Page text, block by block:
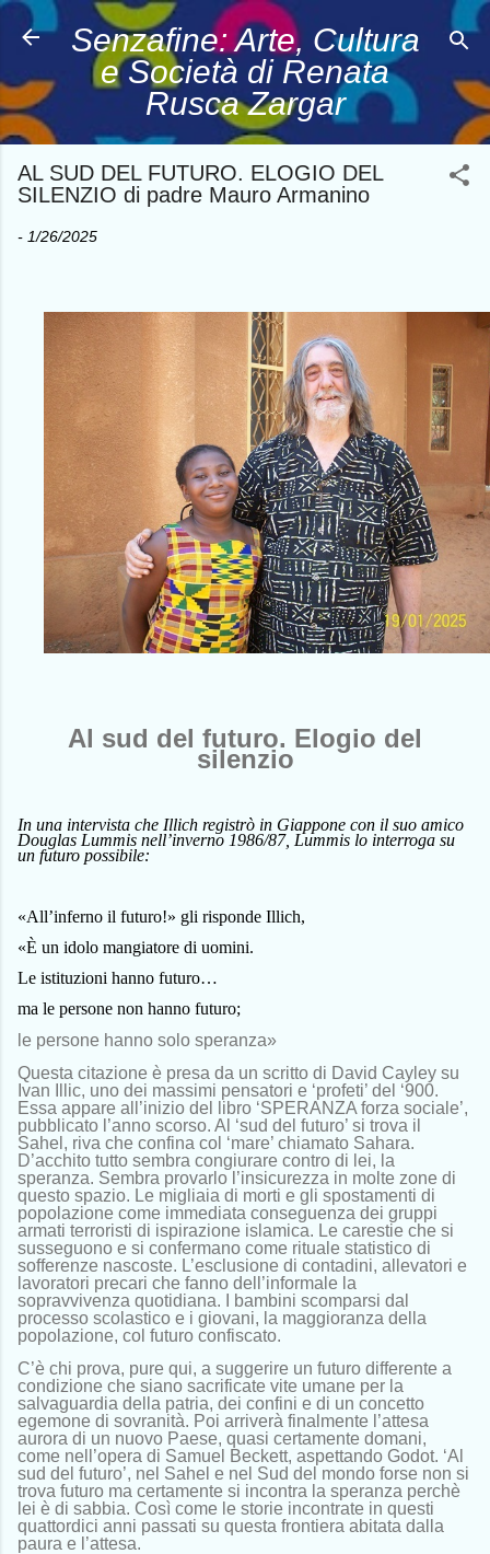
Passa ai contenuti principali
Senzafine: Arte, Cultura
e Società di Renata
Rusca Zargar
AL SUD DEL FUTURO. ELOGIO DEL
SILENZIO di padre Mauro Armanino
- 1/26/2025
Al sud del futuro. Elogio del
silenzio
In una intervista che Illich registrò in Giappone con il suo amico
Douglas Lummis nell’inverno 1986/87, Lummis lo interroga su
un futuro possibile:
«All’inferno il futuro!» gli risponde Illich,
«È un idolo mangiatore di uomini.
Le istituzioni hanno futuro…
ma le persone non hanno futuro;
le persone hanno solo speranza»
Questa citazione è presa da un scritto di David Cayley su
Ivan Illic, uno dei massimi pensatori e ‘profeti’ del ‘900.
Essa appare all’inizio del libro ‘SPERANZA forza sociale’,
pubblicato l’anno scorso. Al ‘sud del futuro’ si trova il
Sahel, riva che confina col ‘mare’ chiamato Sahara.
D’acchito tutto sembra congiurare contro di lei, la
speranza. Sembra provarlo l’insicurezza in molte zone di
questo spazio. Le migliaia di morti e gli spostamenti di
popolazione come immediata conseguenza dei gruppi
armati terroristi di ispirazione islamica. Le carestie che si
susseguono e si confermano come rituale statistico di
sofferenze nascoste. L’esclusione di contadini, allevatori e
lavoratori precari che fanno dell’informale la
sopravvivenza quotidiana. I bambini scomparsi dal
processo scolastico e i giovani, la maggioranza della
popolazione, col futuro confiscato.
C’è chi prova, pure qui, a suggerire un futuro differente a
condizione che siano sacrificate vite umane per la
salvaguardia della patria, dei confini e di un concetto
egemone di sovranità. Poi arriverà finalmente l’attesa
aurora di un nuovo Paese, quasi certamente domani,
come nell’opera di Samuel Beckett, aspettando Godot. ‘Al
sud del futuro’, nel Sahel e nel Sud del mondo forse non si
trova futuro ma certamente si incontra la speranza perchè
lei è di sabbia. Così come le storie incontrate in questi
quattordici anni passati su questa frontiera abitata dalla
paura e l’attesa.